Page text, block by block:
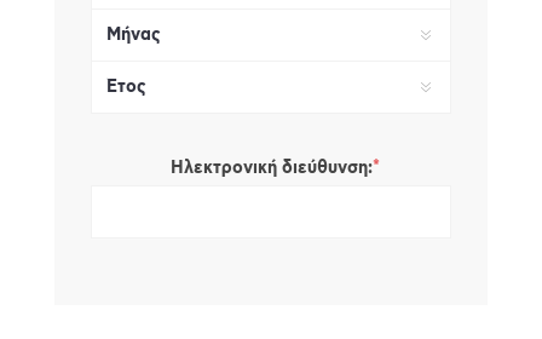
Ηλεκτρονική διεύθυνση:*